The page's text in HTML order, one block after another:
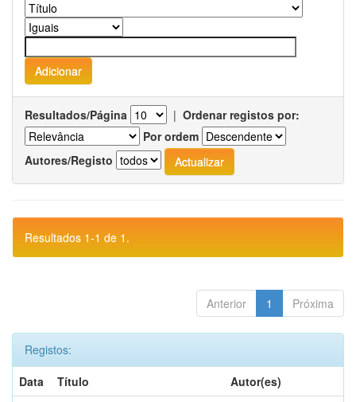
Resultados/Página | Ordenar registos por:
Por ordem
Autores/Registo
Resultados 1-1 de 1.
Anterior 1 Próxima
Registos:
Data
Título
Autor(es)